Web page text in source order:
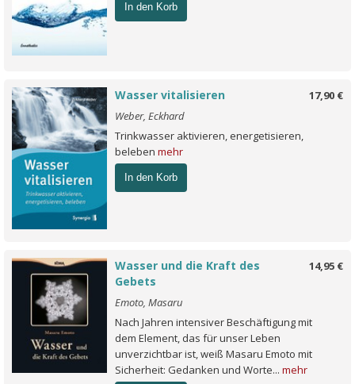
In den Korb
17,90 €
Wasser vitalisieren
Weber, Eckhard
Trinkwasser aktivieren, energetisieren,
beleben mehr
In den Korb
14,95 €
Wasser und die Kraft des
Gebets
Emoto, Masaru
Nach Jahren intensiver Beschäftigung mit
dem Element, das für unser Leben
unverzichtbar ist, weiß Masaru Emoto mit
Sicherheit: Gedanken und Worte... mehr